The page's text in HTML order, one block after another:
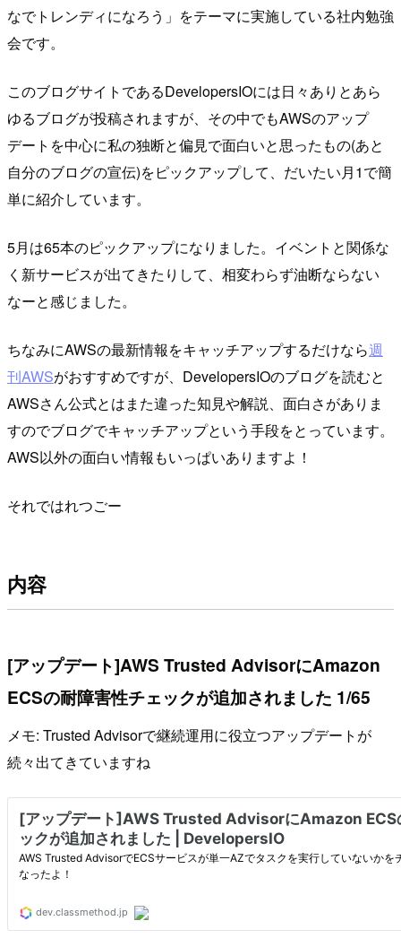
なでトレンディになろう」をテーマに実施している社内勉強
会です。
このブログサイトであるDevelopersIOには日々ありとあら
ゆるブログが投稿されますが、その中でもAWSのアップ
デートを中心に私の独断と偏見で面白いと思ったもの(あと
自分のブログの宣伝)をピックアップして、だいたい月1で簡
単に紹介しています。
5月は65本のピックアップになりました。イベントと関係な
く新サービスが出てきたりして、相変わらず油断ならない
なーと感じました。
ちなみにAWSの最新情報をキャッチアップするだけなら週
刊AWSがおすすめですが、DevelopersIOのブログを読むと
AWSさん公式とはまた違った知見や解説、面白さがありま
すのでブログでキャッチアップという手段をとっています。
AWS以外の面白い情報もいっぱいありますよ！
それではれつごー
内容
[アップデート]AWS Trusted AdvisorにAmazon
ECSの耐障害性チェックが追加されました 1/65
メモ: Trusted Advisorで継続運用に役立つアップデートが
続々出てきていますね